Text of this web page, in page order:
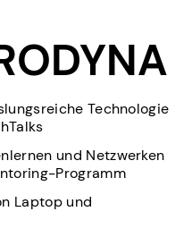
Technologie
und Netzwerken
Programm
Laptop und